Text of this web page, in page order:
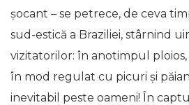
șocant – se petrece, de ceva
sud-estică a Braziliei, stârnind
vizitatorilor: în anotimpul
în mod regulat cu picuri și
inevitabil peste oameni! În